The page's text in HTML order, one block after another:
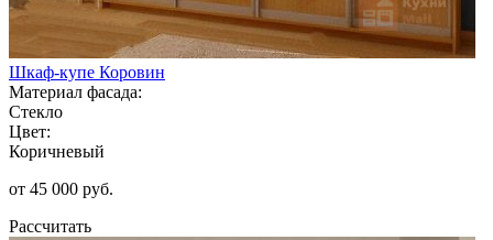
Шкаф-купе Коровин
Материал фасада:
Стекло
Цвет:
Коричневый
от 45 000 руб.
Рассчитать